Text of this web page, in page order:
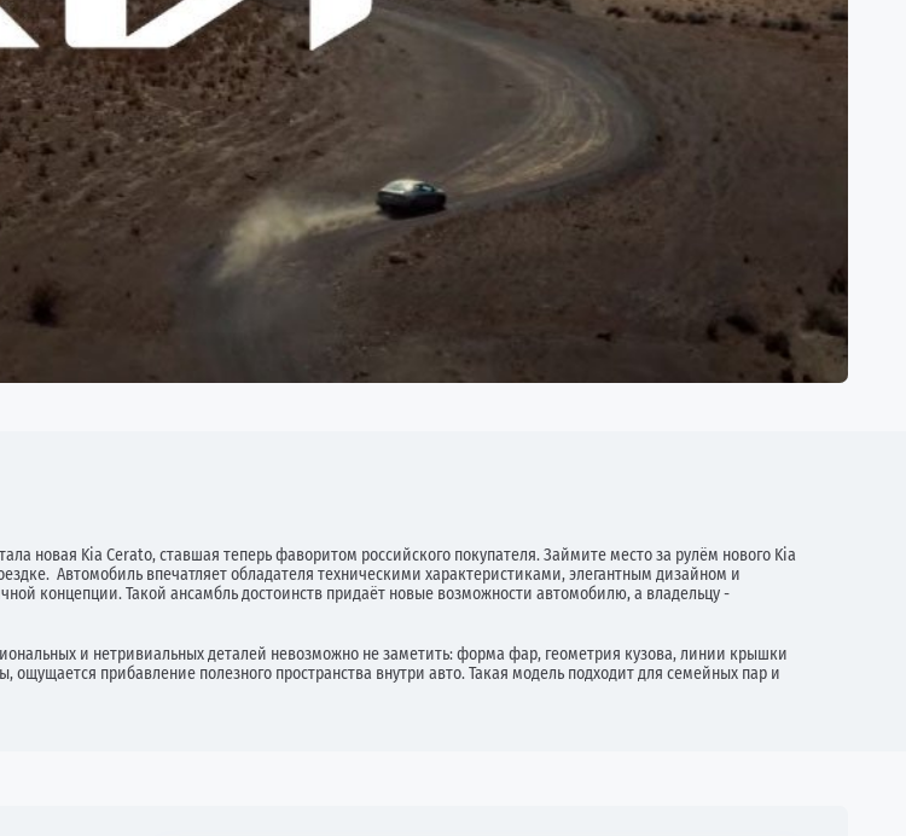
новая Kia Cerato, ставшая теперь фаворитом российского покупателя. Займите место за рулём нового Kia
Автомобиль впечатляет обладателя техническими характеристиками, элегантным дизайном и
концепции. Такой ансамбль достоинств придаёт новые возможности автомобилю, а владельцу -
и нетривиальных деталей невозможно не заметить: форма фар, геометрия кузова, линии крышки
прибавление полезного пространства внутри авто. Такая модель подходит для семейных пар и